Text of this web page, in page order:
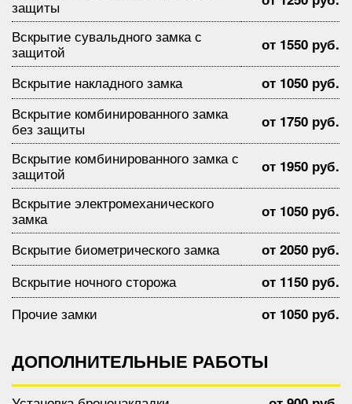
защиты
Вскрытие сувальдного замка с
защитой
от 1550 руб.
Вскрытие накладного замка от 1050 руб.
Вскрытие комбинированного замка
без защиты
от 1750 руб.
Вскрытие комбинированного замка с
защитой
от 1950 руб.
Вскрытие электромеханического
замка
от 1050 руб.
Вскрытие биометрического замка от 2050 руб.
Вскрытие ночного сторожа от 1150 руб.
Прочие замки от 1050 руб.
ДОПОЛНИТЕЛЬНЫЕ РАБОТЫ